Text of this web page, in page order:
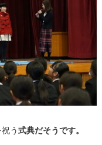
う式典だそうです。